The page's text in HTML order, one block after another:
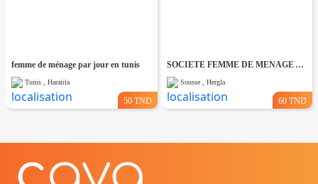
femme de ménage par jour en tunis
Tunis , Harairia
50 TND
SOCIETE FEMME DE MENAGE A Hergla
Sousse , Hergla
60 TND